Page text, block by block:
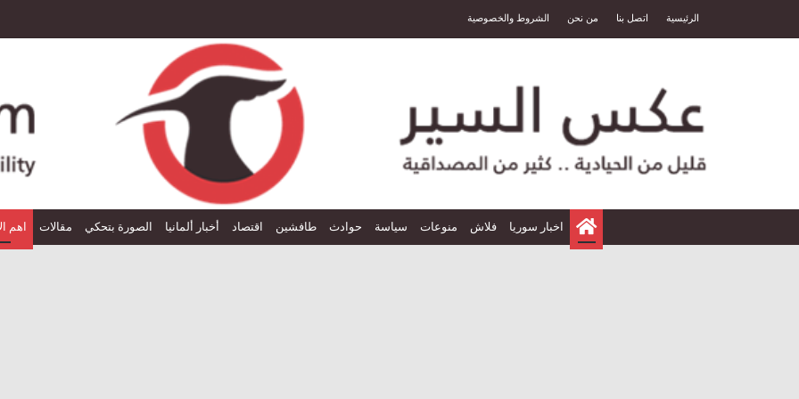
الرئيسية اتصل بنا من نحن الشروط والخصوصية
الرئيسية
اخبار سوريا فلاش منوعات سياسة حوادث طافشين اقتصاد أخبار ألمانيا الصورة بتحكي مقالات اهم